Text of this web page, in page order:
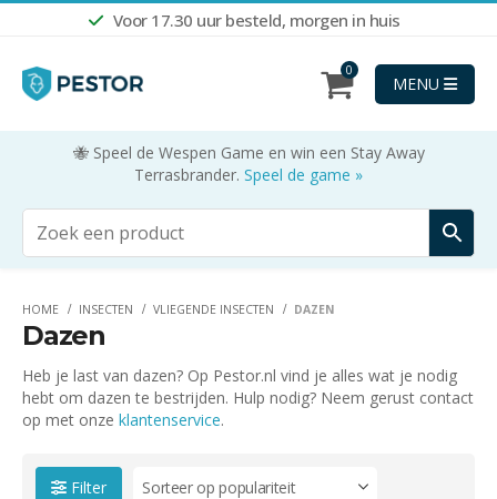
Voor 17.30 uur besteld, morgen in huis
0
MENU
🐝 Speel de Wespen Game en win een Stay Away
Terrasbrander. Speel de game »
HOME INSECTEN VLIEGENDE INSECTEN DAZEN
Dazen
Heb je last van dazen? Op Pestor.nl vind je alles wat je nodig
hebt om dazen te bestrijden. Hulp nodig? Neem gerust contact
op met onze klantenservice.
Filter